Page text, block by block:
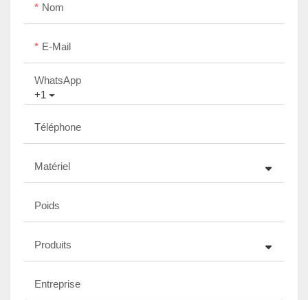
Nom
E-Mail
+1
WhatsApp
Téléphone
Matériel
Poids
Produits
Entreprise